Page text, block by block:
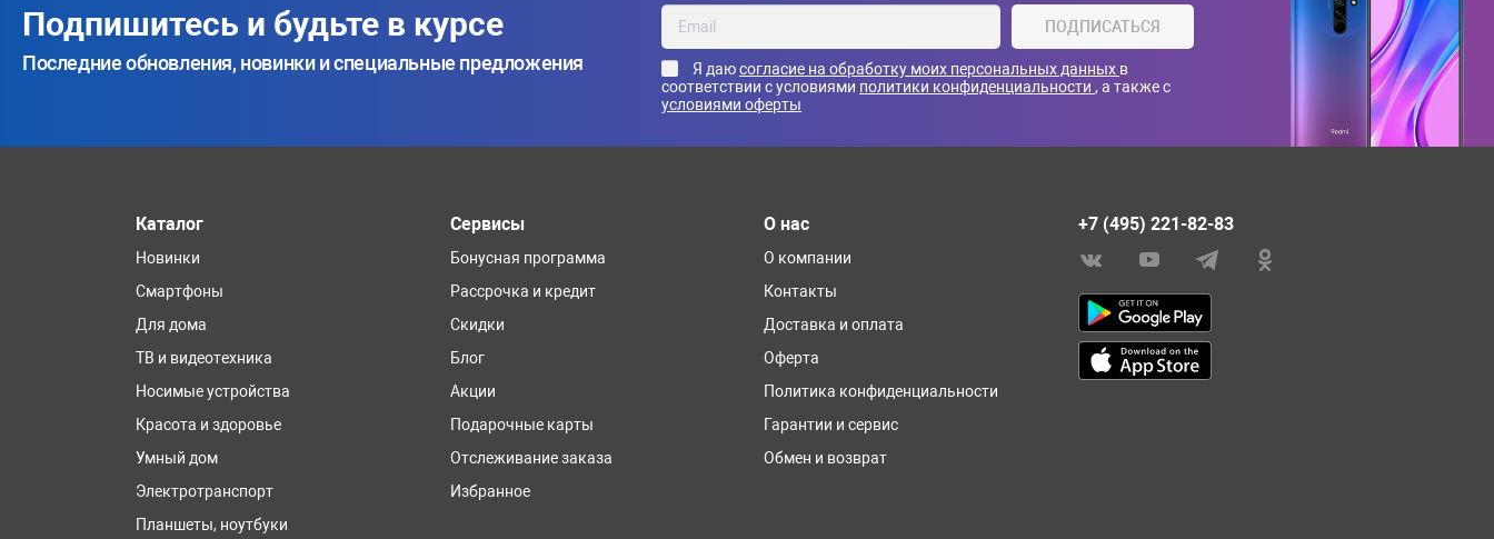
Подпишитесь и будьте в курсе
Последние обновления, новинки и специальные предложения
ПОДПИСАТЬСЯ
Я даюсогласие на обработку моих персональных данных в
соответствии с условиями политики конфиденциальности , а также с
условиями оферты
Каталог
Новинки
Смартфоны
Для дома
ТВ и видеотехника
Носимые устройства
Красота и здоровье
Умный дом
Электротранспорт
Планшеты, ноутбуки
Сервисы
Бонусная программа
Рассрочка и кредит
Скидки
Блог
Акции
Подарочные карты
Отслеживание заказа
Избранное
О нас
О компании
Контакты
Доставка и оплата
Оферта
Политика конфиденциальности
Гарантии и сервис
Обмен и возврат
+7 (495) 221-82-83